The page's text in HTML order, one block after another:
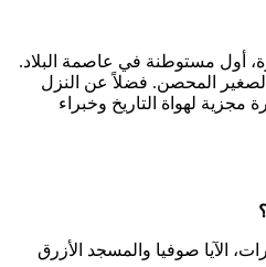
أول مستوطنة في عاصمة البلاد.
المحصن. فضلاً عن النزل
مجزية لهواة التاريخ وخبراء
الآيا صوفيا والمسجد الأزرق